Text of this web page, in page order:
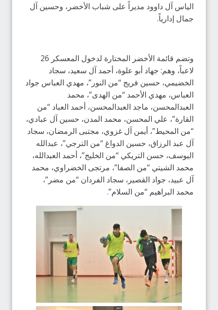
الياس آل داوود مديراً على شباب الأخضر، وحسين آل
جمال إدارياً.
وتضم قائمة الأخضر المختارة لدخول المعسكر 26
لاعباً، وهم: جهاد أبو علوة، أحمد آل سعيد، سجاد
الخضيمي، حسين فريج “من النور”، مهدي العباس جواد
العباس، مهدي الأحمد “من الهدى”، محمد
العبدالمحسن، ماجد العبدالمحسن، أحمد العباد “من
القارة”، علي المحسن، محمد المدن، حسين آل عبادي،
“من المحيط”، أيمن آل غزوي، مجتبى الرمضان، سجاد
آل عبد الرزاق، حسين الدواغ “من الترجي”، عبدالله
اليوسف، حسن التريكي “من الخليج”، أحمد العبدالله،
محمد الشيتي “من الصفا”، مرتجى الخضراوي، محمد
آل عبيد، جواد القصير، سجاد الفردان “من مضر”،
محمد البراهيم “من السلام”.